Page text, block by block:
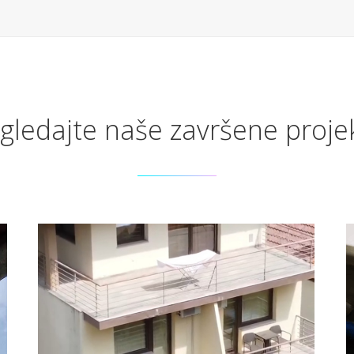
naše završene